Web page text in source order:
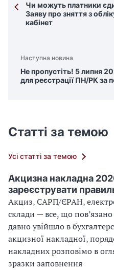
Чи можуть платники
Заяву про зняття з
кабінет
Наступна новина
Не пропустіть! 5 липня
для реєстрації ПН/РК за
Статті за темою
Усі статті за темою
Акцизна накладна
зареєструвати
Акциз, САРП/ЄРАН,
склади — все, що
давно увійшло в
акцизної накладної,
накладних розповімо в
зразки заповнення